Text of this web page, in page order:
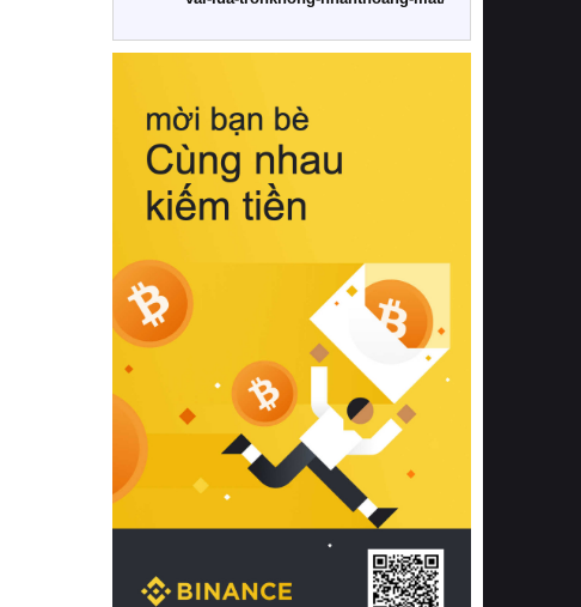
nhuộm hiện đại không chứa hóa chất
này, bạn sẽ cảm nhận rõ rệt sự khác
hồi chuẩn xác của phần đệm nâng đỡ
cột sống.
Bên cạnh đó, việc lựa chọn các dòng
sản phẩm đạt chuẩn chất lượng quốc
tế còn giúp ngăn ngừa tình trạng kích
khuẩn và nấm mốc trong điều kiện
thời tiết nóng ẩm. Bạn có thể tìm hiểu
thêm các nghiên cứu khoa học về tác
động của giấc ngủ và môi trường
phòng ngủ đối với sức khỏe con
người tại Sleep Foundation (External
Link) để có cái nhìn toàn diện hơn.
2. Các tiêu chí vàng khi lựa chọn
chăn ga gối đệm cao cấp cho phòng
ngủ
Để sở hữu một bộ chăn ga gối đệm
cao cấp hoàn hảo cả về thẩm mỹ lẫn
công năng, người tiêu dùng cần cân
nhắc kỹ lưỡng các tiêu chí quan trọng